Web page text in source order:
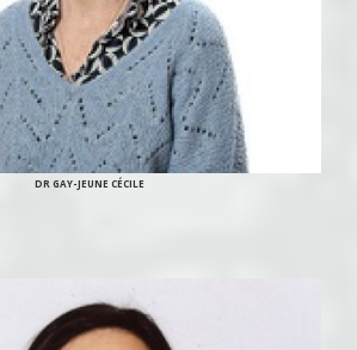
DR GAY-JEUNE CÉCILE